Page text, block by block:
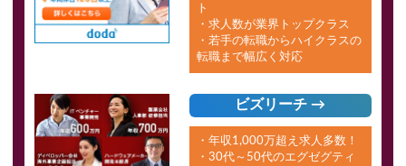
ト
・求人数が業界トップクラス
・若手の転職からハイクラスの
転職まで幅広く対応
ビズリーチ →
・年収1,000万超え求人多数！
・30代～50代のエグゼグティ